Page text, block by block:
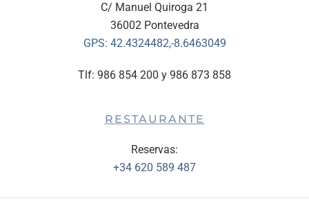
C/ Manuel Quiroga 21
36002 Pontevedra
GPS: 42.4324482,-8.6463049
Tlf: 986 854 200 y 986 873 858
RESTAURANTE
Reservas:
+34 620 589 487